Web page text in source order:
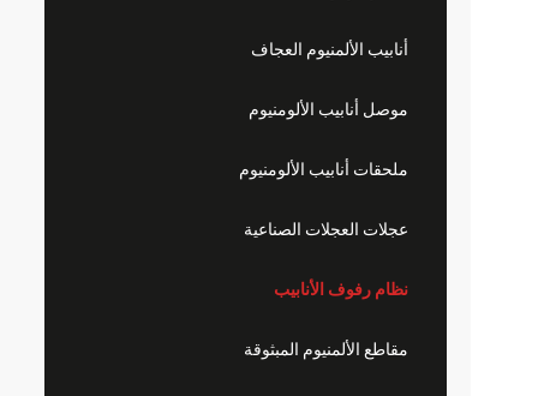
أنابيب الألمنيوم العجاف
موصل أنابيب الألومنيوم
ملحقات أنابيب الألومنيوم
عجلات العجلات الصناعية
نظام رفوف الأنابيب
مقاطع الألمنيوم المبثوقة